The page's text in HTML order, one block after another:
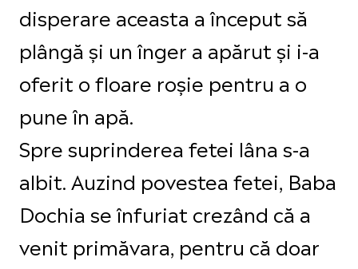
disperare aceasta a început să
plângă și un înger a apărut și i-a
oferit o floare roșie pentru a o
pune în apă.
Spre suprinderea fetei lâna s-a
albit. Auzind povestea fetei, Baba
Dochia se înfuriat crezând că a
venit primăvara, pentru că doar